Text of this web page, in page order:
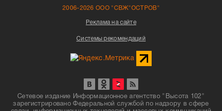
2006-2026 ООО "СВЖ"ОСТРОВ"
Реклама на сайте
Системы рекомендаций
Сетевое издание Информационное агентство "Высота 102"
зарегистрировано Федеральной службой по надзору в сфере